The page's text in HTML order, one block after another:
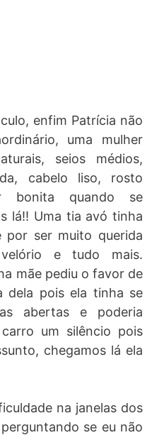
enfim Patrícia não
uma mulher
seios médios,
cabelo liso, rosto
bonita quando se
lá!! Uma tia avó tinha
por ser muito querida
e tudo mais.
mãe pediu o favor de
dela pois ela tinha se
abertas e poderia
um silêncio pois
chegamos lá ela
na janelas dos
se eu não